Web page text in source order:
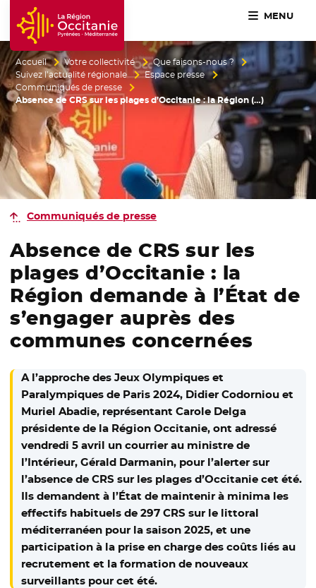
Accueil Région Occitanie / Pyrénées-Méditerranée
MENU
Accueil Votre collectivité
Que faisons-nous ?
Suivez l’actualité régionale
Espace presse
Communiqués de presse
Absence de CRS sur les plages d’Occitanie : la Région (…)
Communiqués de presse
Absence de CRS sur les
plages d’Occitanie : la
Région demande à l’État de
s’engager auprès des
communes concernées
A l’approche des Jeux Olympiques et
Paralympiques de Paris 2024, Didier Codorniou et
Muriel Abadie, représentant Carole Delga
présidente de la Région Occitanie, ont adressé
vendredi 5 avril un courrier au ministre de
l’Intérieur, Gérald Darmanin, pour l’alerter sur
l’absence de CRS sur les plages d’Occitanie cet été.
Ils demandent à l’État de maintenir à minima les
effectifs habituels de 297 CRS sur le littoral
méditerranéen pour la saison 2025, et une
participation à la prise en charge des coûts liés au
recrutement et la formation de nouveaux
surveillants pour cet été.